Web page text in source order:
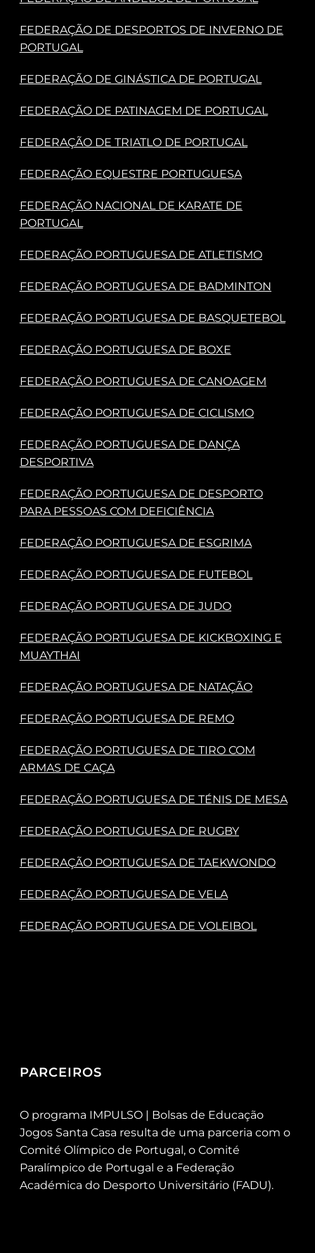
FEDERAÇÃO DE DESPORTOS DE INVERNO DE
PORTUGAL
FEDERAÇÃO DE GINÁSTICA DE PORTUGAL
FEDERAÇÃO DE PATINAGEM DE PORTUGAL
FEDERAÇÃO DE TRIATLO DE PORTUGAL
FEDERAÇÃO EQUESTRE PORTUGUESA
FEDERAÇÃO NACIONAL DE KARATE DE
PORTUGAL
FEDERAÇÃO PORTUGUESA DE ATLETISMO
FEDERAÇÃO PORTUGUESA DE BADMINTON
FEDERAÇÃO PORTUGUESA DE BASQUETEBOL
FEDERAÇÃO PORTUGUESA DE BOXE
FEDERAÇÃO PORTUGUESA DE CANOAGEM
FEDERAÇÃO PORTUGUESA DE CICLISMO
FEDERAÇÃO PORTUGUESA DE DANÇA
DESPORTIVA
FEDERAÇÃO PORTUGUESA DE DESPORTO
PARA PESSOAS COM DEFICIÊNCIA
FEDERAÇÃO PORTUGUESA DE ESGRIMA
FEDERAÇÃO PORTUGUESA DE FUTEBOL
FEDERAÇÃO PORTUGUESA DE JUDO
FEDERAÇÃO PORTUGUESA DE KICKBOXING E
MUAYTHAI
FEDERAÇÃO PORTUGUESA DE NATAÇÃO
FEDERAÇÃO PORTUGUESA DE REMO
FEDERAÇÃO PORTUGUESA DE TIRO COM
ARMAS DE CAÇA
FEDERAÇÃO PORTUGUESA DE TÉNIS DE MESA
FEDERAÇÃO PORTUGUESA DE RUGBY
FEDERAÇÃO PORTUGUESA DE TAEKWONDO
FEDERAÇÃO PORTUGUESA DE VELA
FEDERAÇÃO PORTUGUESA DE VOLEIBOL
PARCEIROS
O programa IMPULSO | Bolsas de Educação
Jogos Santa Casa resulta de uma parceria com o
Comité Olímpico de Portugal, o Comité
Paralímpico de Portugal e a Federação
Académica do Desporto Universitário (FADU).